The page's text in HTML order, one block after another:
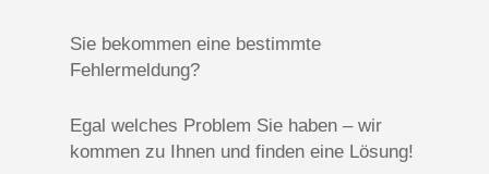
Sie bekommen eine bestimmte
Fehlermeldung?
Egal welches Problem Sie haben – wir
kommen zu Ihnen und finden eine Lösung!